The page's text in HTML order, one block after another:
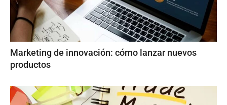
Marketing de innovación: cómo lanzar nuevos
productos